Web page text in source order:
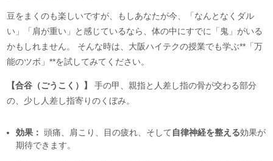
豆をまくのも楽しいですが、もしあなたが今、「なんとなくダル
い」「肩が重い」と感じているなら、体の中にすでに「鬼」がいる
かもしれません。 そんな時は、大阪ハイテクの授業でも学ぶ**「万
能のツボ」**を試してみてください。
【合谷（ごうこく）】
手の甲、親指と人差し指の骨が交わる部分
の、少し人差し指寄りのくぼみ。
効果： 頭痛、肩こり、目の疲れ、そして 自律神経を整える効果が
期待できます。